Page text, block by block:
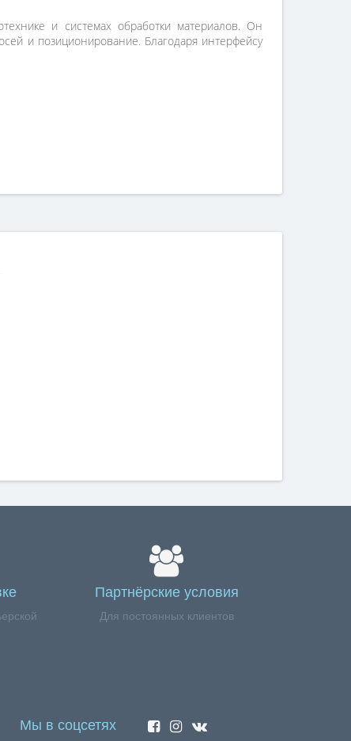
и системах обработки материалов. Он
и позиционирование. Благодаря интерфейсу
Партнёрские условия
Для постоянных клиентов
Мы в соцсетях